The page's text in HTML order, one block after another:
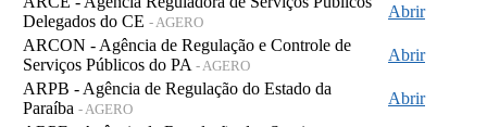
Delegados do CE - AGERO
Abrir
ARCON - Agência de Regulação e Controle de
Serviços Públicos do PA - AGERO
Abrir
ARPB - Agência de Regulação do Estado da
Paraíba - AGERO
Abrir